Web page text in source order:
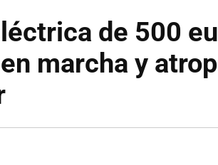
de 500
marcha y